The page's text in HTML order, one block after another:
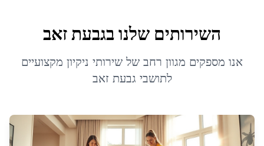
השירותים שלנו בגבעת זאב
אנו מספקים מגוון רחב של שירותי ניקיון מקצועיים
לתושבי גבעת זאב